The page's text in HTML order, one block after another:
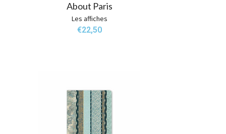
About Paris
Les affiches
€22,50